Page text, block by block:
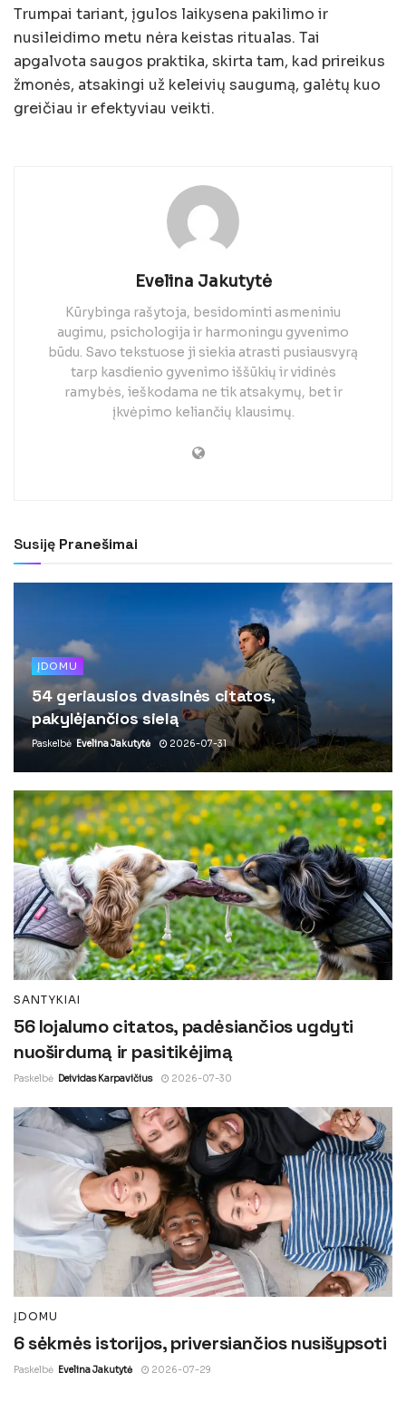
Trumpai tariant, įgulos laikysena pakilimo ir
nusileidimo metu nėra keistas ritualas. Tai
apgalvota saugos praktika, skirta tam, kad prireikus
žmonės, atsakingi už keleivių saugumą, galėtų kuo
greičiau ir efektyviau veikti.
Evelina Jakutytė
Kūrybinga rašytoja, besidominti asmeniniu
augimu, psichologija ir harmoningu gyvenimo
būdu. Savo tekstuose ji siekia atrasti pusiausvyrą
tarp kasdienio gyvenimo iššūkių ir vidinės
ramybės, ieškodama ne tik atsakymų, bet ir
įkvėpimo keliančių klausimų.
Susiję Pranešimai
ĮDOMU
54 geriausios dvasinės citatos,
pakylėjančios sielą
Paskelbė Evelina Jakutytė 2026-07-31
SANTYKIAI
56 lojalumo citatos, padėsiančios ugdyti
nuoširdumą ir pasitikėjimą
Paskelbė Deividas Karpavičius 2026-07-30
ĮDOMU
6 sėkmės istorijos, priversiančios nusišypsoti
Paskelbė Evelina Jakutytė 2026-07-29